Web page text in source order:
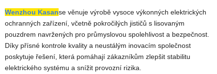
Wenzhou Kasanse věnuje výrobě vysoce výkonných elektrických
ochranných zařízení, včetně pokročilých jističů s lisovaným
pouzdrem navržených pro průmyslovou spolehlivost a bezpečnost.
Díky přísné kontrole kvality a neustálým inovacím společnost
poskytuje řešení, která pomáhají zákazníkům zlepšit stabilitu
elektrického systému a snížit provozní rizika.